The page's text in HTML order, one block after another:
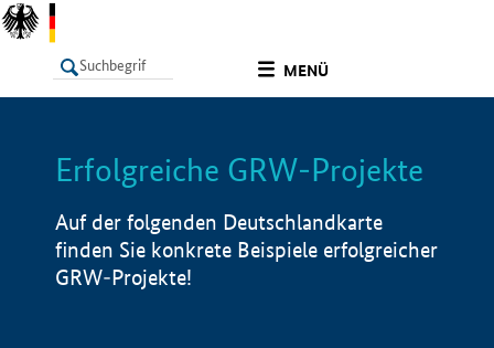
MENÜ
LISTE Info
Erfolgreiche GRW-Projekte
Auf der folgenden Deutschlandkarte
finden Sie konkrete Beispiele erfolgreicher
GRW-Projekte!